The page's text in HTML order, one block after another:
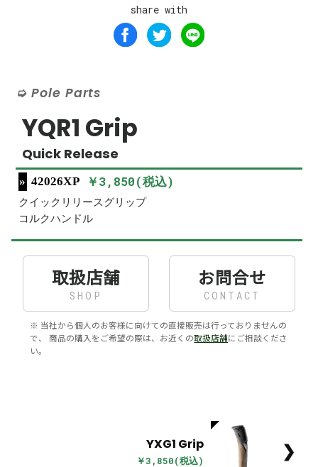
share with
Pole Parts
YQR1 Grip
Quick Release
42026XP ￥3,850(税込)
クイックリリースグリップ
コルクハンドル
取扱店舗
SHOP
お問合せ
CONTACT
※ 当社から個人のお客様に向けての直接販売は行っておりませんの
で、 商品の購入をご希望の際は、お近くの取扱店舗にご相談くださ
い。
YXG1 Grip
￥3,850(税込) ❯